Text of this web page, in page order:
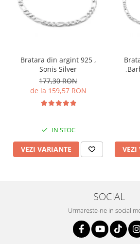
Bratara din argint 925 ,
Sonis Silver
177,30 RON
de la 159,57 RON
IN STOC
VEZI VARIANTE VEZI
SOCIAL
Urmareste-ne in social